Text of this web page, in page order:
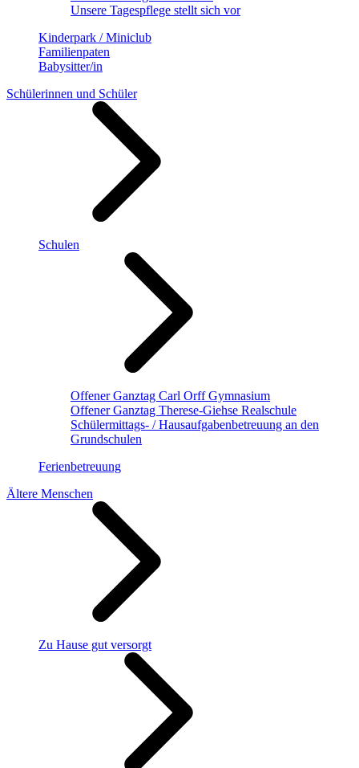
Unsere Tagespflege stellt sich vor
Kinderpark / Miniclub
Familienpaten
Babysitter/in
Schülerinnen und Schüler
Schulen
Offener Ganztag Carl Orff Gymnasium
Offener Ganztag Therese-Giehse Realschule
Schülermittags- / Hausaufgabenbetreuung an den
Grundschulen
Ferienbetreuung
Ältere Menschen
Zu Hause gut versorgt